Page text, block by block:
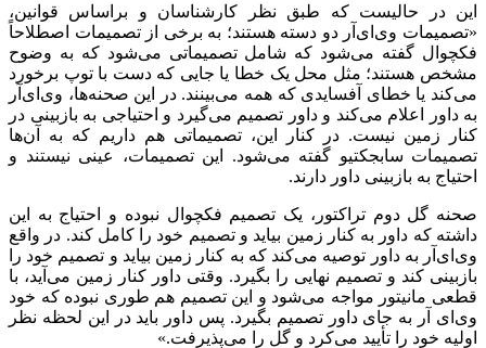
این در حالیست که طبق نظر کارشناسان و براساس قوانین،
«تصمیمات وی‌ای‌آر دو دسته هستند؛ به برخی از تصمیمات اصطلاحاً
فکچوال گفته می‌شود که شامل تصمیماتی می‌شود که به وضوح
مشخص هستند؛ مثل محل یک خطا یا جایی که دست با توپ برخورد
می‌کند یا خطای آفسایدی که همه می‌بینند. در این صحنه‌ها، وی‌ای‌آر
به داور اعلام می‌کند و داور تصمیم می‌گیرد و احتیاجی به بازبینی در
کنار زمین نیست. در کنار این، تصمیماتی هم داریم که به آن‌ها
تصمیمات سابجکتیو گفته می‌شود. این تصمیمات، عینی نیستند و
احتیاج به بازبینی داور دارند.
صحنه گل دوم تراکتور، یک تصمیم فکچوال نبوده و احتیاج به این
داشته که داور به کنار زمین بیاید و تصمیم خود را کامل کند. در واقع
وی‌ای‌آر به داور توصیه می‌کند که به کنار زمین بیاید و تصمیم خود را
بازبینی کند و تصمیم نهایی را بگیرد. وقتی داور کنار زمین می‌آید، با
قطعی مانیتور مواجه می‌شود و این تصمیم هم طوری نبوده که خود
وی‌ای
آر
به جای داور تصمیم بگیرد. پس داور باید در این لحظه نظر
اولیه خود را تأیید می‌کرد و گل را می‌پذیرفت.»